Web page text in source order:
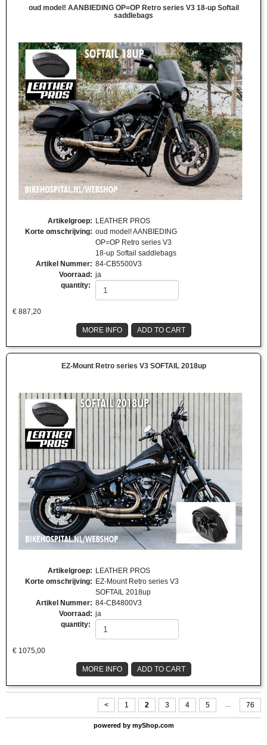
oud model! AANBIEDING OP=OP Retro series V3 18-up Softail
saddlebags
Artikelgroep: LEATHER PROS
Korte omschrijving: oud model! AANBIEDING
OP=OP Retro series V3
18-up Softail saddlebags
Artikel Nummer: 84-CB5500V3
Voorraad: ja
quantity:
€ 887,20
MORE INFO ADD TO CART
EZ-Mount Retro series V3 SOFTAIL 2018up
Artikelgroep: LEATHER PROS
Korte omschrijving: EZ-Mount Retro series V3
SOFTAIL 2018up
Artikel Nummer: 84-CB4800V3
Voorraad: ja
quantity:
€ 1075,00
MORE INFO ADD TO CART
< 1 2 3 4 5 76
powered by myShop.com